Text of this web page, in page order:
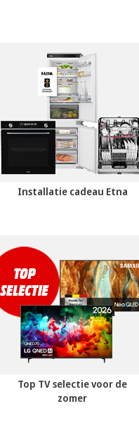
Installatie cadeau Etna
Top TV selectie voor de
zomer